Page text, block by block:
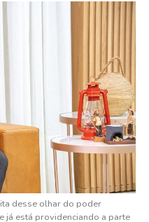
desse olhar do poder
já está providenciando a parte